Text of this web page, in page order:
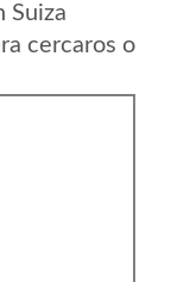
Suiza
cercaros o